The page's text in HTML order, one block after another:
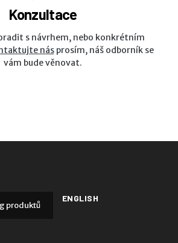
Konzultace
s návrhem, nebo konkrétním
násprosím, náš odborník se
vám bude věnovat.
ENGLISH
produktů